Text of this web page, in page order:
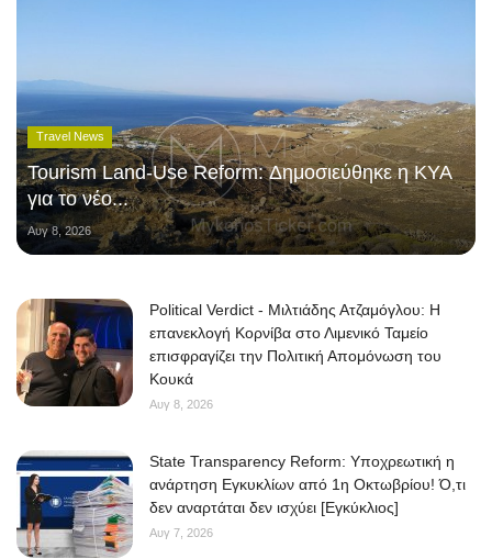
Travel News
Tourism Land-Use Reform: Δημοσιεύθηκε η ΚΥΑ
για το νέο...
Αυγ 8, 2026
Political Verdict - Μιλτιάδης Ατζαμόγλου: Η
επανεκλογή Κορνίβα στο Λιμενικό Ταμείο
επισφραγίζει την Πολιτική Απομόνωση του
Κουκά
Αυγ 8, 2026
State Transparency Reform: Υποχρεωτική η
ανάρτηση Εγκυκλίων από 1η Οκτωβρίου! Ό,τι
δεν αναρτάται δεν ισχύει [Εγκύκλιος]
Αυγ 7, 2026